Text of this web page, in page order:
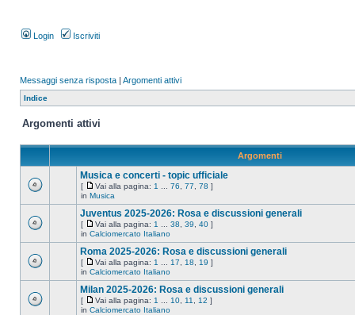
Login Iscriviti
Messaggi senza risposta | Argomenti attivi
Indice
Argomenti attivi
Argomenti
Musica e concerti - topic ufficiale
[ Vai alla pagina: 1 76 77 78 ]
in Musica
Juventus 2025-2026: Rosa e discussioni generali
[ Vai alla pagina: 1 38 39 40 ]
in Calciomercato Italiano
Roma 2025-2026: Rosa e discussioni generali
[ Vai alla pagina: 1 17 18 19 ]
in Calciomercato Italiano
Milan 2025-2026: Rosa e discussioni generali
[ Vai alla pagina: 1 10 11 12 ]
in Calciomercato Italiano